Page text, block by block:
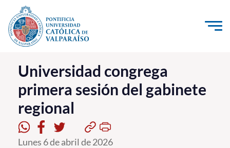
Click acá para ir directamente al contenido
La Universidad
Investigación, Creación e Innovación
PUCV Internacional
Vinculación con el Medio
Universidad congrega
primera sesión del gabinete
regional
Lunes 6 de abril de 2026